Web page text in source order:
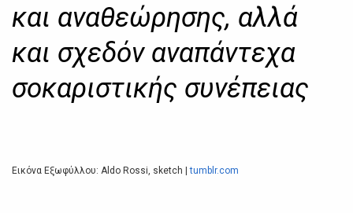
και αναθεώρησης, αλλά
και σχεδόν αναπάντεχα
σοκαριστικής συνέπειας
Εικόνα Εξωφύλλου: Aldo Rossi, sketch |tumblr.com